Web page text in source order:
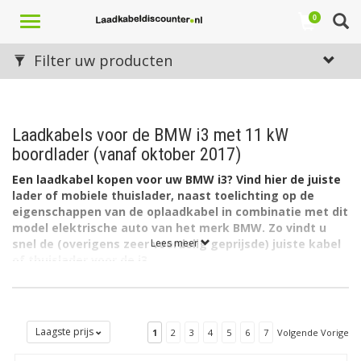
Toggle
0
Laadkabels voor de BMW i3 met 11 kW
boordlader (vanaf oktober 2017)
Een laadkabel kopen voor uw BMW i3? Vind hier de juiste
lader of mobiele thuislader, naast toelichting op de
eigenschappen van de oplaadkabel in combinatie met dit
model elektrische auto van het merk BMW. Zo vindt u
snel de (overigens zeer voordelig geprijsde) juiste kabel
De accu van de BMW i3 heeft een capaciteit van 33,2 kWh. De
Welk type laadkabel voor de BMW i3?
Lees meer
Filter uw producten
Laagste prijs 1 2 3 4 5 6 7 Volgende Vorige